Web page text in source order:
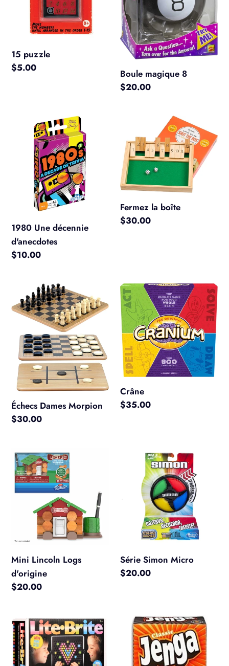
15 puzzle
Prix
$5.00
Boule magique 8
Prix
$20.00
décennie
d'anecdotes
1980 Une décennie
d'anecdotes
Prix
$10.00
boîte
Fermez la boîte
Prix
$30.00
Échecs
Dames
Morpion
Échecs Dames Morpion
Prix
$30.00
Crâne
Crâne
Prix
$35.00
Mini
Lincoln
Logs
d'origine
Mini Lincoln Logs
d'origine
Prix
$20.00
Micro
Série Simon Micro
Prix
$20.00
Lite
Brite
Mini
Jenga